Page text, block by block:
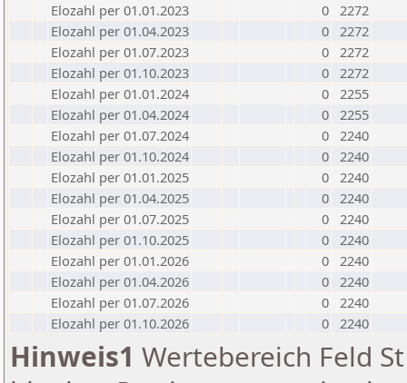
Elozahl per 01.01.2023
0 2272
Elozahl per 01.04.2023
0 2272
Elozahl per 01.07.2023
0 2272
Elozahl per 01.10.2023
0 2272
Elozahl per 01.01.2024
0 2255
Elozahl per 01.04.2024
0 2255
Elozahl per 01.07.2024
0 2240
Elozahl per 01.10.2024
0 2240
Elozahl per 01.01.2025
0 2240
Elozahl per 01.04.2025
0 2240
Elozahl per 01.07.2025
0 2240
Elozahl per 01.10.2025
0 2240
Elozahl per 01.01.2026
0 2240
Elozahl per 01.04.2026
0 2240
Elozahl per 01.07.2026
0 2240
Elozahl per 01.10.2026
0 2240
Hinweis1 Wertebereich Feld